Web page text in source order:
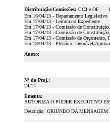
Distribuição/Comissões: CCJ e OF
Em 16/04/13 - Departamento Legislativo
Em 17/04/13 - Leitura no Expediente
Em 17/04/13 - Comissão de
Em 17/04/13 - Comissão de
Em 17/04/13 - Comissão de Orçamento,
Em 18/04/13 - Plenário, favorável/
Anexo:
-
Nº do Proj.:
24/14
Ementa:
AUTORIZA O PODER EXECUTIVO
Descrição: ORIUNDO DA MENSAGEM